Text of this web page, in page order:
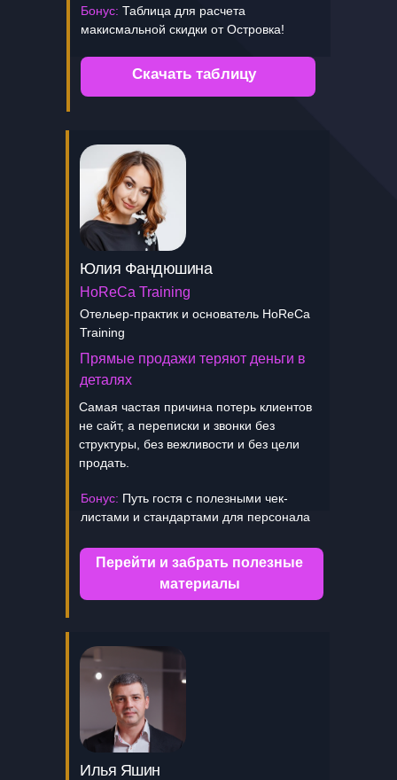
Юлия Фандюшина
HoReCa Training
Илья Яшин
Бонус: Таблица для расчета
макисмальной скидки от Островка!
Бонус: Путь гостя с полезными чек-
листами и стандартами для персонала
Самая частая причина потерь клиентов
не сайт, а переписки и звонки без
структуры, без вежливости и без цели
продать.
Отельер-практик и основатель HoReCa
Training
Прямые продажи теряют деньги в
деталях
Скачать таблицу
Перейти и забрать полезные
материалы